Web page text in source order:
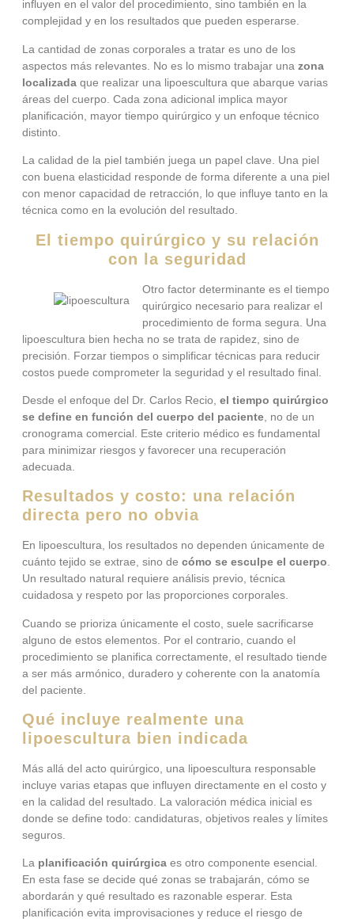
influyen en el valor del procedimiento, sino también en la
complejidad y en los resultados que pueden esperarse.
La cantidad de zonas corporales a tratar es uno de los
aspectos más relevantes. No es lo mismo trabajar una zona
localizada que realizar una lipoescultura que abarque varias
áreas del cuerpo. Cada zona adicional implica mayor
planificación, mayor tiempo quirúrgico y un enfoque técnico
distinto.
La calidad de la piel también juega un papel clave. Una piel
con buena elasticidad responde de forma diferente a una piel
con menor capacidad de retracción, lo que influye tanto en la
técnica como en la evolución del resultado.
El tiempo quirúrgico y su relación
con la seguridad
Otro factor determinante es el tiempo
quirúrgico necesario para realizar el
procedimiento de forma segura. Una
lipoescultura bien hecha no se trata de rapidez, sino de
precisión. Forzar tiempos o simplificar técnicas para reducir
costos puede comprometer la seguridad y el resultado final.
Desde el enfoque del Dr. Carlos Recio, el tiempo quirúrgico
se define en función del cuerpo del paciente , no de un
cronograma comercial. Este criterio médico es fundamental
para minimizar riesgos y favorecer una recuperación
adecuada.
Resultados y costo: una relación
directa pero no obvia
En lipoescultura, los resultados no dependen únicamente de
cuánto tejido se extrae, sino de cómo se esculpe el cuerpo.
Un resultado natural requiere análisis previo, técnica
cuidadosa y respeto por las proporciones corporales.
Cuando se prioriza únicamente el costo, suele sacrificarse
alguno de estos elementos. Por el contrario, cuando el
procedimiento se planifica correctamente, el resultado tiende
a ser más armónico, duradero y coherente con la anatomía
del paciente.
Qué incluye realmente una
lipoescultura bien indicada
Más allá del acto quirúrgico, una lipoescultura responsable
incluye varias etapas que influyen directamente en el costo y
en la calidad del resultado. La valoración médica inicial es
donde se define todo: candidaturas, objetivos reales y límites
seguros.
La planificación quirúrgica es otro componente esencial.
En esta fase se decide qué zonas se trabajarán, cómo se
abordarán y qué resultado es razonable esperar. Esta
planificación evita improvisaciones y reduce el riesgo de